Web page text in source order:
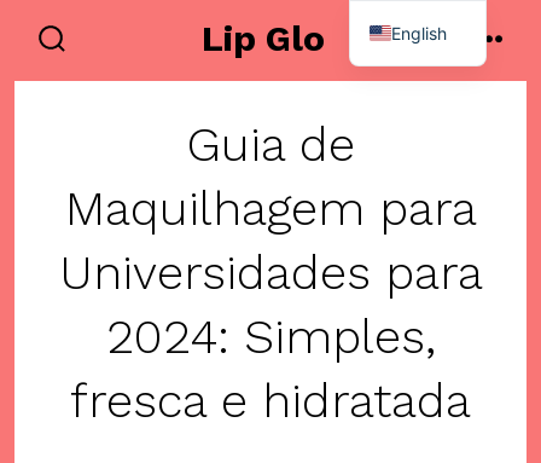
contenttoggle
Lip Glo
Guia de
Maquilhagem para
Universidades para
2024: Simples,
fresca e hidratada
English
Spanish